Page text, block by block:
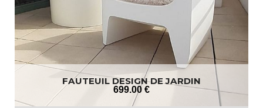
FAUTEUIL DESIGN DE JARDIN
699.00 €